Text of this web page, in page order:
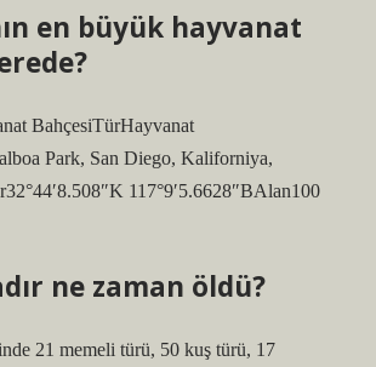
en büyük hayvanat
BahçesiTürHayvanat
Park, San Diego, Kaliforniya,
117°9′5.6628″BAlan100
ne zaman öldü?
21 memeli türü, 50 kuş türü, 17